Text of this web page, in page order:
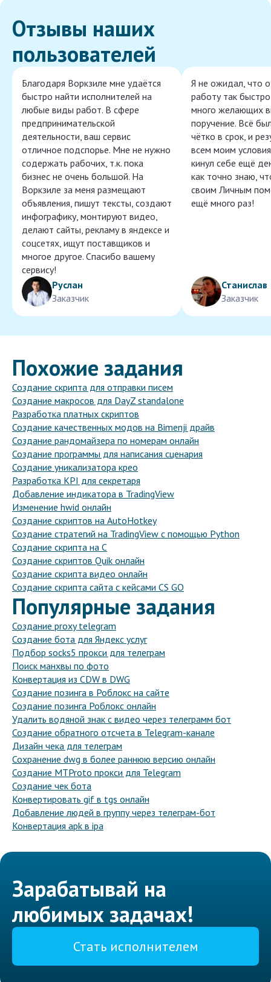
Отзывы наших
пользователей
Благодаря Воркзиле мне удаётся
быстро найти исполнителей на
любые виды работ. В сфере
предпринимательской
деятельности, ваш сервис
отличное подспорье. Мне не нужно
содержать рабочих, т.к. пока
бизнес не очень большой. На
Воркзиле за меня размещают
объявления, пишут тексты, создают
инфографику, монтируют видео,
делают сайты, рекламу в яндексе и
соцсетях, ищут поставщиков и
многое другое. Спасибо вашему
сервису!
Руслан
Заказчик
Я не ожидал, что
работу так
много желающих
поручение. Всё
чётко в срок, и
всем моим
кинул себе ещё
как точно знаю,
своим Личным
ещё много раз!
Станислав
Заказчик
Похожие задания
Создание скрипта для отправки писем
Создание макросов для DayZ standalone
Разработка платных скриптов
Создание качественных модов на Bimenji драйв
Создание рандомайзера по номерам онлайн
Создание программы для написания сценария
Создание уникализатора крео
Разработка KPI для секретаря
Добавление индикатора в TradingView
Изменение hwid онлайн
Создание скриптов на AutoHotkey
Создание стратегий на TradingView с помощью Python
Создание скрипта на C
Создание скриптов Quik онлайн
Создание скрипта видео онлайн
Создание скрипта сайта с кейсами CS GO
Популярные задания
Создание proxy telegram
Создание бота для Яндекс услуг
Подбор socks5 прокси для телеграм
Поиск манхвы по фото
Конвертация из CDW в DWG
Создание позинга в Роблокс на сайте
Создание позинга Роблокс онлайн
Удалить водяной знак с видео через телеграмм бот
Создание обратного отсчета в Telegram-канале
Дизайн чека для телеграм
Сохранение dwg в более раннюю версию онлайн
Создание MTProto прокси для Telegram
Создание чек бота
Конвертировать gif в tgs онлайн
Добавление людей в группу через телеграм-бот
Конвертация apk в ipa
Зарабатывай на
любимых задачах!
Стать исполнителем